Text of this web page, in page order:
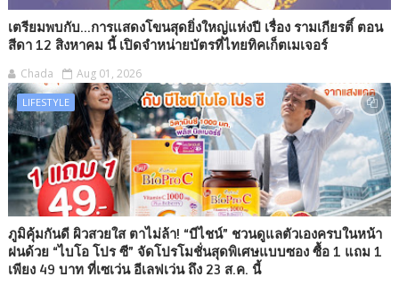
เตรียมพบกับ...การแสดงโขนสุดยิ่งใหญ่แห่งปี เรื่อง รามเกียรติ์ ตอน
สีดา 12 สิงหาคม นี้ เปิดจำหน่ายบัตรที่ไทยทิคเก็ตเมเจอร์
Chada Aug 01, 2026
LIFESTYLE
ภูมิคุ้มกันดี ผิวสวยใส ตาไม่ล้า! “บีไชน์” ชวนดูแลตัวเองครบในหน้า
ฝนด้วย “ไบโอ โปร ซี” จัดโปรโมชั่นสุดพิเศษแบบซอง ซื้อ 1 แถม 1
เพียง 49 บาท ที่เซเว่น อีเลฟเว่น ถึง 23 ส.ค. นี้